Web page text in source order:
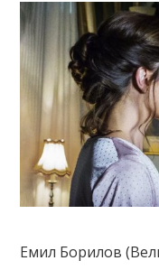
Емил Борилов